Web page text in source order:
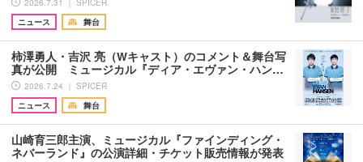
2026.7.31 ｜ SPICER
ニュース
舞台
柿澤勇人・吉沢 亮（Wキャスト）のコメント＆舞台写
真が公開 ミュージカル『ディア・エヴァン・ハン…
2026.7.24 ｜ SPICER
ニュース
舞台
山崎育三郎主演、ミュージカル『ファインディング・
ネバーランド』の公演詳細・チケット販売情報が発表